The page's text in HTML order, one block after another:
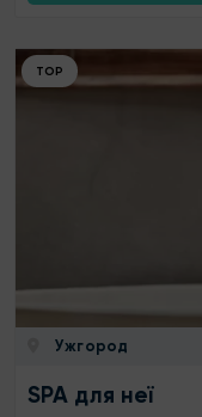
ТОР
Ужгород
SPA для неї